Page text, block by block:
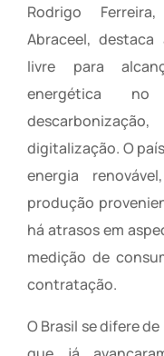
Rodrigo
Abraceel,
livre para
energética
digitalização. O
energia
produção
há atrasos em
medição de
contratação.
O Brasil se difere